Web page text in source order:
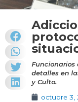
Funcionarios
detalles en
y Culto.
octubre 3,